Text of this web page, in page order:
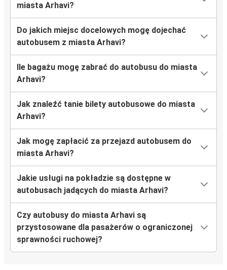
miasta Arhavi?
Do jakich miejsc docelowych mogę dojechać
autobusem z miasta Arhavi?
Ile bagażu mogę zabrać do autobusu do miasta
Arhavi?
Jak znaleźć tanie bilety autobusowe do miasta
Arhavi?
Jak mogę zapłacić za przejazd autobusem do
miasta Arhavi?
Jakie usługi na pokładzie są dostępne w
autobusach jadących do miasta Arhavi?
Czy autobusy do miasta Arhavi są
przystosowane dla pasażerów o ograniczonej
sprawności ruchowej?